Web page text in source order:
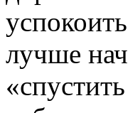
лучше